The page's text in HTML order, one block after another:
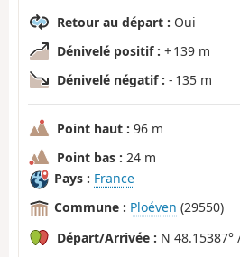
Retour au départ : Oui
Dénivelé positif : + 139 m
Dénivelé négatif : - 135 m
Point haut : 96 m
Point bas : 24 m
Pays : France
Commune : Ploéven (29550)
Départ/Arrivée : N 48.15387°